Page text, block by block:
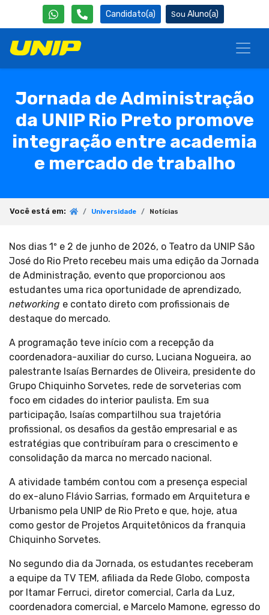
Candidato(a) Aluno(a)
Jornada de Administração
da UNIP Rio Preto promove
integração entre academia
e mercado de trabalho
Você está em: Universidade Notícias
Nos dias 1º e 2 de junho de 2026, o Teatro da UNIP São
José do Rio Preto recebeu mais uma edição da Jornada
de Administração, evento que proporcionou aos
estudantes uma rica oportunidade de aprendizado,
networking e contato direto com profissionais de
destaque do mercado.
A programação teve início com a recepção da
coordenadora-auxiliar do curso, Luciana Nogueira, ao
palestrante Isaías Bernardes de Oliveira, presidente do
Grupo Chiquinho Sorvetes, rede de sorveterias com
foco em cidades do interior paulista. Em sua
participação, Isaías compartilhou sua trajetória
profissional, os desafios da gestão empresarial e as
estratégias que contribuíram para o crescimento e
consolidação da marca no mercado nacional.
A atividade também contou com a presença especial
do ex-aluno Flávio Sarrias, formado em Arquitetura e
Urbanismo pela UNIP de Rio Preto e que, hoje, atua
como gestor de Projetos Arquitetônicos da franquia
Chiquinho Sorvetes.
No segundo dia da Jornada, os estudantes receberam
a equipe da TV TEM, afiliada da Rede Globo, composta
por Itamar Ferruci, diretor comercial, Carla da Luz,
coordenadora comercial, e Marcelo Mamone, egresso do